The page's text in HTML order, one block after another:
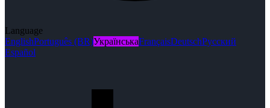
Language
EnglishPortuguês (BR)УкраїнськаFrançaisDeutschРусский
Español